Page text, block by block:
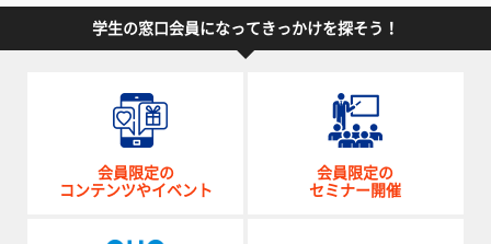
学生の窓口会員になってきっかけを探そう！
会員限定の
コンテンツやイベント
会員限定の
セミナー開催